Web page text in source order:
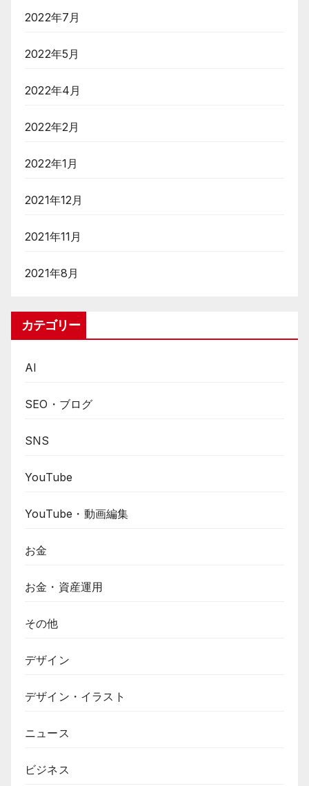
2022年7月
2022年5月
2022年4月
2022年2月
2022年1月
2021年12月
2021年11月
2021年8月
カテゴリー
AI
SEO・ブログ
SNS
YouTube
YouTube・動画編集
お金
お金・資産運用
その他
デザイン
デザイン・イラスト
ニュース
ビジネス